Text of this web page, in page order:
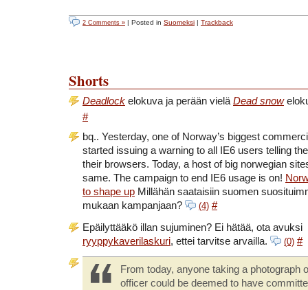
2 Comments » | Posted in Suomeksi | Trackback
Shorts
Deadlock elokuva ja perään vieläDead snow
#
bq.. Yesterday, one of Norway’s biggest
started issuing a warning to all IE6 users telling
their browsers. Today, a host of big norwegian
same. The campaign to end IE6 usage is on!
to shape up Millähän saataisiin suomen
mukaan kampanjaan?
(4) #
Epäilyttääkö illan sujuminen? Ei hätää, ota avuksi
ryyppykaverilaskuri, ettei tarvitse arvailla. (0) #
From today, anyone taking a photograph
officer could be deemed to have